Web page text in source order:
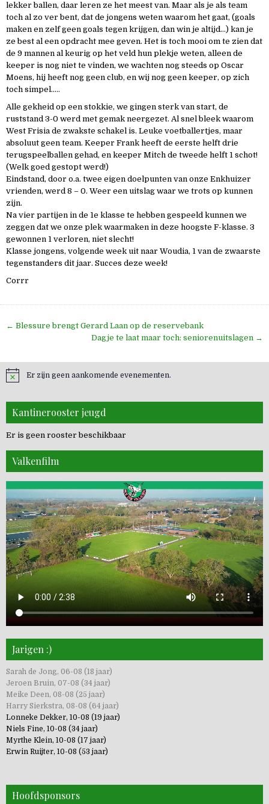
lekker ballen, daar leren ze het meest van. Maar als je als team
toch al zo ver bent, dat de jongens weten waarom het gaat, (goals
maken en zelf geen goals tegen krijgen, dan win je altijd…) kan je
ze best al een opdracht mee geven. Het is toch mooi om te zien dat
de 9 mannen al keurig op het veld hun plekje weten, alleen de
keeper is nog niet te vinden, we wachten nog steeds op Oscar
Moens, hij heeft nog geen club, en wij nog geen keeper, op zich
toch simpel…..
Alle gekheid op een stokkie, we gingen sterk van start, de
ruststand 3-0 werd met gemak neergezet. Al snel bleek waarom
West Frisia de zwakste schakel is. Leuke voetballertjes, maar
absoluut geen team. Keeper Frank heeft de eerste helft drie
terugspeelballen gehad, en keeper Mitch de tweede helft 1 schot!
(Welk goed gestopt werd!)
Eindstand, door o.a. twee eigen doelpunten van onze Enkhuizer
vrienden, werd 8 – 0. Weer een uitslag waar we trots op kunnen
zijn.
Na vier partijen in de 1e klasse te hebben gespeeld kunnen we
zeggen dat we onze plek waarmaken in deze hoogste F-klasse. 3
gewonnen 1 verloren, niet slecht!
Klasse jongens, volgende week uit naar Woudia, 1 van de zwaarste
tegenstanders dit jaar. Succes deze week!
Corrr
Bericht
← Blessure brengt Gerard Laan op de reservebank
Dagje te laat maar toch: seniorenuitslagen →
Er zijn geen aankomende evenementen.
Kantinerooster jeugd
Er is geen rooster beschikbaar
Valkenfilm
Jarigen :)
Sarah de Jong, 06-08 (18 jaar)
Jeroen Bruin, 07-08 (34 jaar)
Meike Deen, 08-08 (25 jaar)
Harry Sierkstra, 08-08 (64 jaar)
Lonneke Dekker, 10-08 (19 jaar)
Niels Fine, 10-08 (34 jaar)
Myrthe Klein, 10-08 (17 jaar)
Erwin Ruijter, 10-08 (53 jaar)
Hoofdsponsors